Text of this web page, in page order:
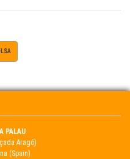
PALAU
Aragó)
(Spain)